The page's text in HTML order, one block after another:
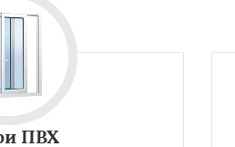
ПВХ